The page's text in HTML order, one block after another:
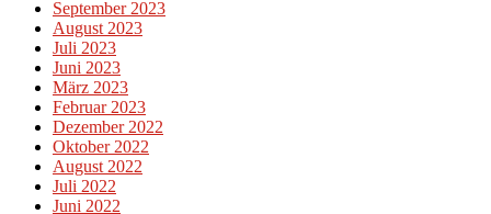
September 2023
August 2023
Juli 2023
Juni 2023
März 2023
Februar 2023
Dezember 2022
Oktober 2022
August 2022
Juli 2022
Juni 2022